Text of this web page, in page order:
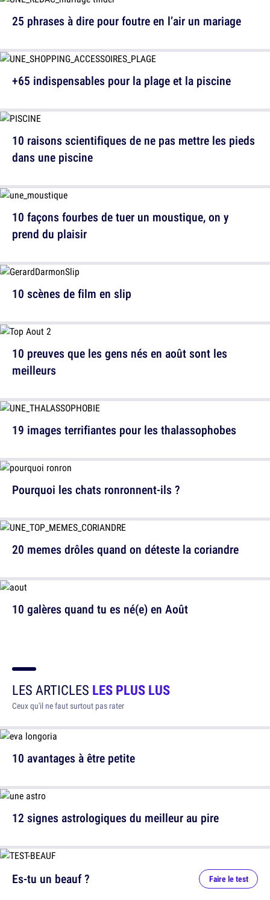
25 phrases à dire pour foutre en l’air un mariage
10 raisons scientifiques de ne pas mettre les pieds
dans une piscine
10 scènes de film en slip
19 images terrifiantes pour les thalassophobes
20 memes drôles quand on déteste la coriandre
+65 indispensables pour la plage et la piscine
10 façons fourbes de tuer un moustique, on y
prend du plaisir
10 preuves que les gens nés en août sont les
meilleurs
Pourquoi les chats ronronnent-ils ?
10 galères quand tu es né(e) en Août
LES ARTICLES LES PLUS LUS
Ceux qu'il ne faut surtout pas rater
10 avantages à être petite
12 signes astrologiques du meilleur au pire
Es-tu un beauf ? Faire le test